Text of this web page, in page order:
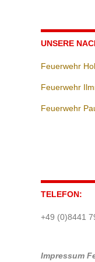
UNSERE
Feuerwehr
Feuerwehr
Feuerwehr
TELEFON:
+49 (0)8441
Impressum